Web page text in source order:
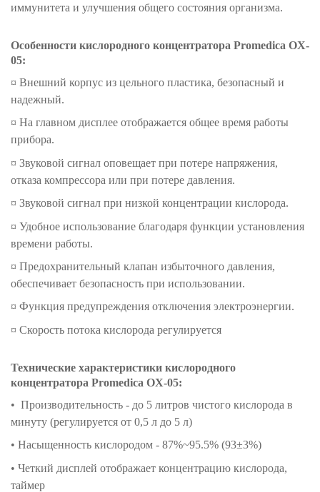
иммунитета и улучшения общего состояния организма.
Особенности кислородного концентратора Promedica OX-
05:
¤ Внешний корпус из цельного пластика, безопасный и
надежный.
¤ На главном дисплее отображается общее время работы
прибора.
¤ Звуковой сигнал оповещает при потере напряжения,
отказа компрессора или при потере давления.
¤ Звуковой сигнал при низкой концентрации кислорода.
¤ Удобное использование благодаря функции установления
времени работы.
¤ Предохранительный клапан избыточного давления,
обеспечивает безопасность при использовании.
¤ Функция предупреждения отключения электроэнергии.
¤ Скорость потока кислорода регулируется
Технические характеристики кислородного
концентратора Promedica OX-05:
• Производительность - до 5 литров чистого кислорода в
минуту (регулируется от 0,5 л до 5 л)
• Насыщенность кислородом - 87%~95.5% (93±3%)
• Четкий дисплей отображает концентрацию кислорода,
таймер